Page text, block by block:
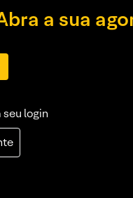
a sua
seu login